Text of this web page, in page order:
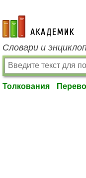
academic.ru
Словари и
Толкования